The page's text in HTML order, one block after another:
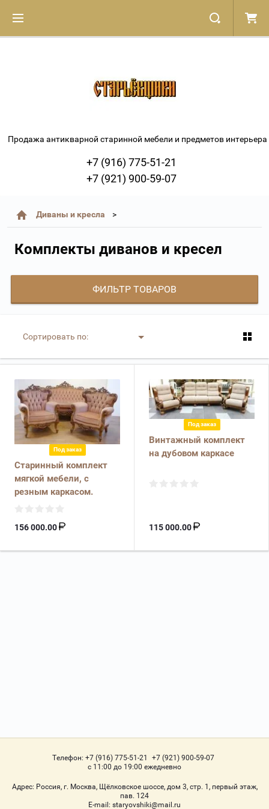
Продажа антикварной старинной мебели и предметов интерьера
+7 (916) 775-51-21
+7 (921) 900-59-07
Диваны и кресла
Комплекты диванов и кресел
ФИЛЬТР ТОВАРОВ
Сортировать по:
Под заказ
Старинный комплект
мягкой мебели, с
резным каркасом.
156 000.00
Под заказ
Винтажный комплект
на дубовом каркасе
115 000.00
Телефон: +7 (916) 775-51-21
+7 (921) 900-59-07
с 11:00 до 19:00 ежедневно
Адрес: Россия, г. Москва, Щёлковское шоссе, дом 3, стр. 1, первый этаж,
пав. 124
Е-mail: staryovshiki@mail.ru